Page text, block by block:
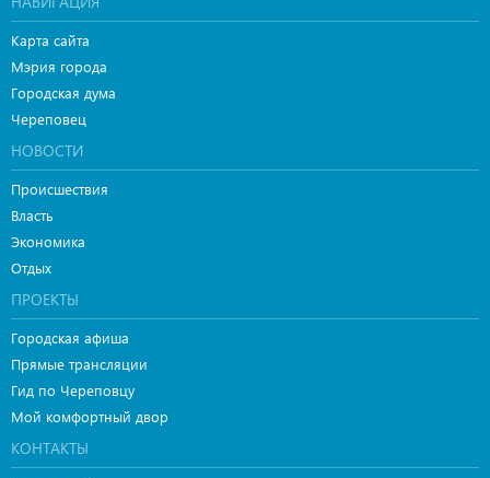
Карта сайта
Мэрия города
Городская дума
Череповец
НОВОСТИ
Происшествия
Власть
Экономика
Отдых
ПРОЕКТЫ
Городская афиша
Прямые трансляции
Гид по Череповцу
Мой комфортный двор
КОНТАКТЫ